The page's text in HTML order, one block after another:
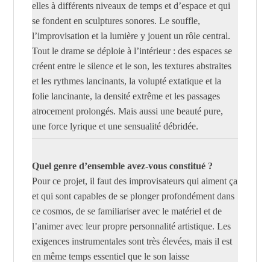
elles à différents niveaux de temps et d’espace et qui
se fondent en sculptures sonores. Le souffle,
l’improvisation et la lumière y jouent un rôle central.
Tout le drame se déploie à l’intérieur : des espaces se
créent entre le silence et le son, les textures abstraites
et les rythmes lancinants, la volupté extatique et la
folie lancinante, la densité extrême et les passages
atrocement prolongés. Mais aussi une beauté pure,
une force lyrique et une sensualité débridée.
Quel genre d’ensemble avez-vous constitué ?
Pour ce projet, il faut des improvisateurs qui aiment ça
et qui sont capables de se plonger profondément dans
ce cosmos, de se familiariser avec le matériel et de
l’animer avec leur propre personnalité artistique. Les
exigences instrumentales sont très élevées, mais il est
en même temps essentiel que le son laisse